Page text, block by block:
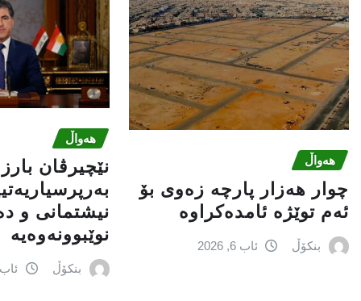
هەواڵ
چوار هەزار پارچە زەوی بۆ
ئەم توێژە ئامدەکراوە
بنکۆڵ ئاب 6, 2026
هەواڵ
نێچيرڤان
نیشتمانى و
نوێبوونەوەیە
بنکۆڵ ئاب 6, 2026